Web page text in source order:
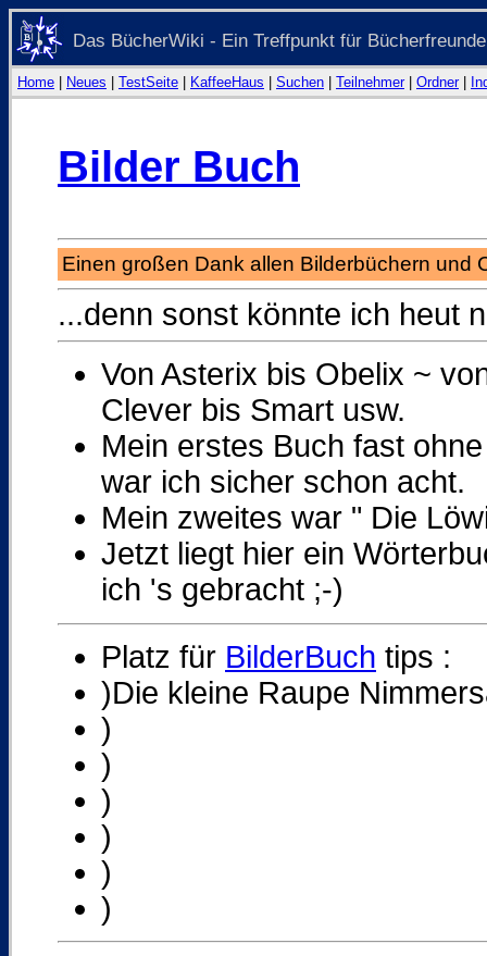
Das BücherWiki - Ein Treffpunkt für Bücherfreunde
Home Neues TestSeite KaffeeHaus Suchen Teilnehmer| Ordner|
Bilder Buch
Einen großen Dank allen Bilderbüchern und
...denn sonst könnte ich heut
Von Asterix bis Obelix ~
Clever bis Smart usw.
Mein erstes Buch fast
war ich sicher schon acht.
Mein zweites war " Die
Jetzt liegt hier ein
ich 's gebracht ;-)
Platz für BilderBuch tips :
)Die kleine Raupe
)
)
)
)
)
)